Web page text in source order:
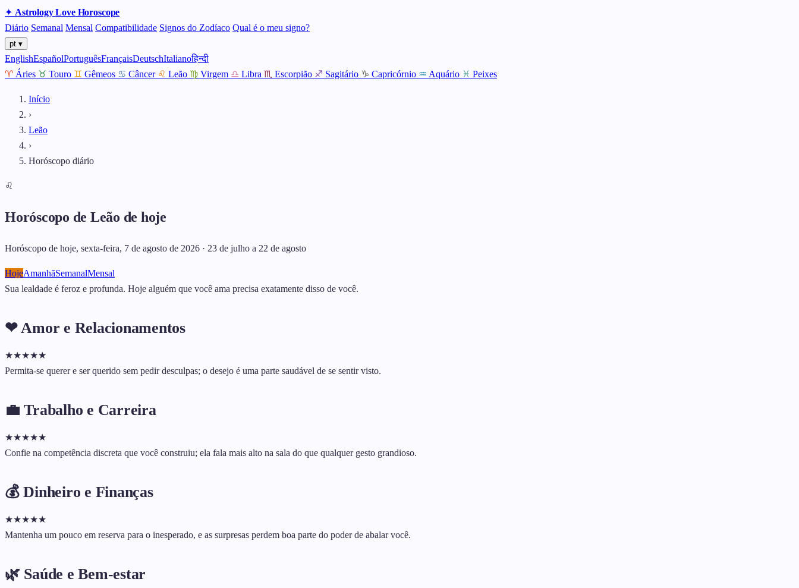
✦ AstrologyLoveHoroscope
Diário Semanal Mensal Compatibilidade Signos do Zodíaco Qual é o meu signo?
pt ▾
EnglishEspañolPortuguêsFrançaisDeutschItalianoहिन्दी
♈ Áries ♉ Touro ♊ Gêmeos ♋ Câncer ♌ Leão ♍ Virgem ♎ Libra ♏ Escorpião ♐ Sagitário ♑ Capricórnio ♒ Aquário ♓ Peixes
Início
›
Leão
›
Horóscopo diário
♌
Horóscopo de Leão de hoje
Horóscopo de hoje, sexta-feira, 7 de agosto de 2026 · 23 de julho a 22 de agosto
HojeAmanhãSemanalMensal
Sua lealdade é feroz e profunda. Hoje alguém que você ama precisa exatamente disso de você.
❤ Amor e Relacionamentos
★★★★★
Permita-se querer e ser querido sem pedir desculpas; o desejo é uma parte saudável de se sentir visto.
💼 Trabalho e Carreira
★★★★★
Confie na competência discreta que você construiu; ela fala mais alto na sala do que qualquer gesto grandioso.
💰 Dinheiro e Finanças
★★★★★
Mantenha um pouco em reserva para o inesperado, e as surpresas perdem boa parte do poder de abalar você.
🌿 Saúde e Bem-estar